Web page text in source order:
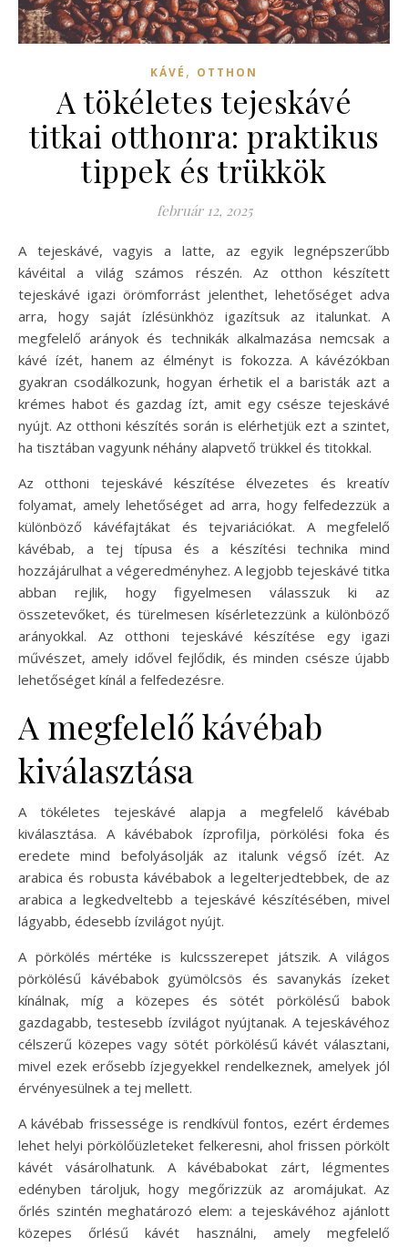
KÁVÉ , OTTHON
A tökéletes tejeskávé
titkai otthonra: praktikus
tippek és trükkök
február 12, 2025
A tejeskávé, vagyis a latte, az egyik legnépszerűbb
kávéital a világ számos részén. Az otthon készített
tejeskávé igazi örömforrást jelenthet, lehetőséget adva
arra, hogy saját ízlésünkhöz igazítsuk az italunkat. A
megfelelő arányok és technikák alkalmazása nemcsak a
kávé ízét, hanem az élményt is fokozza. A kávézókban
gyakran csodálkozunk, hogyan érhetik el a baristák azt a
krémes habot és gazdag ízt, amit egy csésze tejeskávé
nyújt. Az otthoni készítés során is elérhetjük ezt a szintet,
ha tisztában vagyunk néhány alapvető trükkel és titokkal.
Az otthoni tejeskávé készítése élvezetes és kreatív
folyamat, amely lehetőséget ad arra, hogy felfedezzük a
különböző kávéfajtákat és tejvariációkat. A megfelelő
kávébab, a tej típusa és a készítési technika mind
hozzájárulhat a végeredményhez. A legjobb tejeskávé titka
abban rejlik, hogy figyelmesen válasszuk ki az
összetevőket, és türelmesen kísérletezzünk a különböző
arányokkal. Az otthoni tejeskávé készítése egy igazi
művészet, amely idővel fejlődik, és minden csésze újabb
lehetőséget kínál a felfedezésre.
A megfelelő kávébab
kiválasztása
A tökéletes tejeskávé alapja a megfelelő kávébab
kiválasztása. A kávébabok ízprofilja, pörkölési foka és
eredete mind befolyásolják az italunk végső ízét. Az
arabica és robusta kávébabok a legelterjedtebbek, de az
arabica a legkedveltebb a tejeskávé készítésében, mivel
lágyabb, édesebb ízvilágot nyújt.
A pörkölés mértéke is kulcsszerepet játszik. A világos
pörkölésű kávébabok gyümölcsös és savanykás ízeket
kínálnak, míg a közepes és sötét pörkölésű babok
gazdagabb, testesebb ízvilágot nyújtanak. A tejeskávéhoz
célszerű közepes vagy sötét pörkölésű kávét választani,
mivel ezek erősebb ízjegyekkel rendelkeznek, amelyek jól
érvényesülnek a tej mellett.
A kávébab frissessége is rendkívül fontos, ezért érdemes
lehet helyi pörkölőüzleteket felkeresni, ahol frissen pörkölt
kávét vásárolhatunk. A kávébabokat zárt, légmentes
edényben tároljuk, hogy megőrizzük az aromájukat. Az
őrlés szintén meghatározó elem: a tejeskávéhoz ajánlott
közepes őrlésű kávét használni, amely megfelelő